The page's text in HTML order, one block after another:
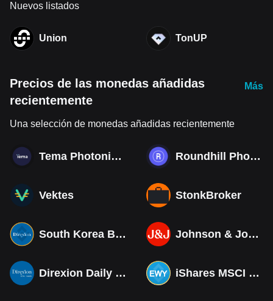
Nuevos listados
Union TonUP
Precios de las monedas añadidas
recientemente
Más
Una selección de monedas añadidas recientemente
Tema Photonics & Optical ETF Roundhill Photonics & Optics ETF
Vektes StonkBroker
South Korea Bull 3X ETF Tokenized bStocks Johnson & Johnson (Derivatives)
Direxion Daily MSCI South Korea Bull 3X ETF (Derivatives) iShares MSCI South Korea ETF Tokenized bStocks